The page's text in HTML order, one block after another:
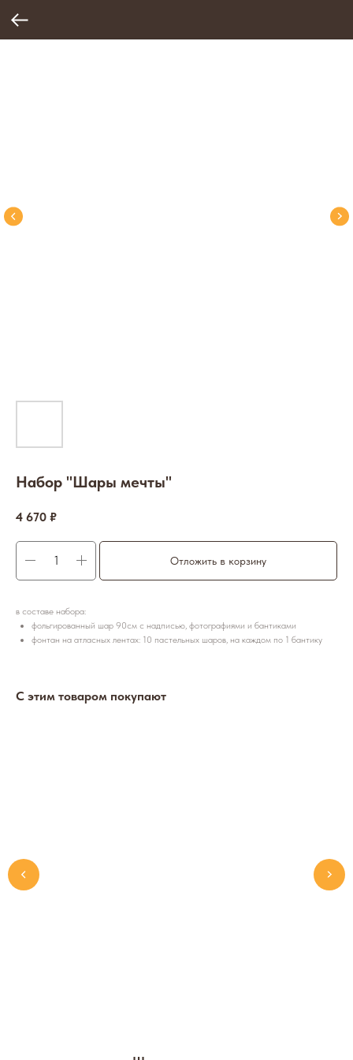
Набор "Шары мечты"
4 670 ₽
Отложить в корзину
в составе набора:
фольгированный шар 90см с надписью, фотографиями и бантиками
фонтан на атласных лентах: 10 пастельных шаров, на каждом по 1 бантику
С этим товаром покупают